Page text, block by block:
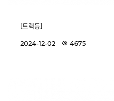
[트랙등]
2024-12-02 4675